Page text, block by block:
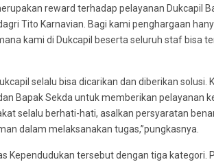
reward terhadap pelayanan Dukcapil
Tito Karnavian. Bagi kami penghargaan
kami di Dukcapil beserta seluruh staf bisa
selalu bisa dicarikan dan diberikan solusi.
Bapak Sekda untuk memberikan pelayanan
selalu berhati-hati, asalkan persyaratan
dalam melaksanakan tugas,”pungkasnya.
Kependudukan tersebut dengan tiga